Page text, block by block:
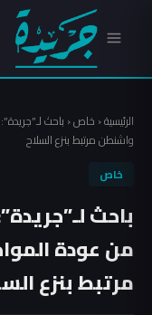
الرئيسية‹ خاص‹ باحث
واشنطن مرتبط بنزع السلاح
خاص
باحث
من عودة
مرتبط بنزع